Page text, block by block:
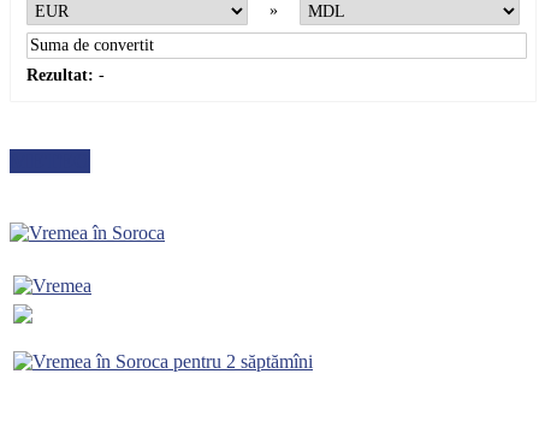
»
Rezultat: -